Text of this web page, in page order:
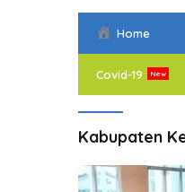
Home
Covid-19
Kabupaten